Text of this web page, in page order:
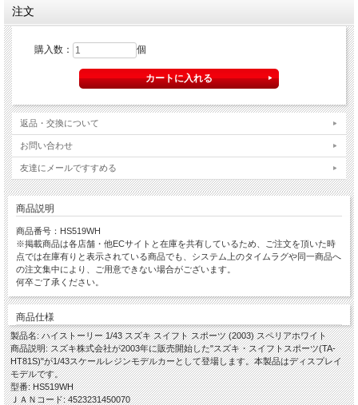
注文
購入数： 個
返品・交換について
お問い合わせ
友達にメールですすめる
商品説明
商品番号：HS519WH
※掲載商品は各店舗・他ECサイトと在庫を共有しているため、ご注文を頂いた時
点では在庫有りと表示されている商品でも、システム上のタイムラグや同一商品へ
の注文集中により、ご用意できない場合がございます。
何卒ご了承ください。
商品仕様
製品名: ハイストーリー 1/43 スズキ スイフト スポーツ (2003) スペリアホワイト
商品説明: スズキ株式会社が2003年に販売開始した"スズキ・スイフトスポーツ(TA-
HT81S)"が1/43スケールレジンモデルカーとして登場します。本製品はディスプレイ
モデルです。
型番: HS519WH
ＪＡＮコード: 4523231450070